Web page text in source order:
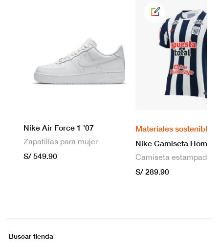
Nike Air Force 1 '07
Zapatillas para mujer
S/ 549.90
Materiales sostenibles
S/ 289.90
Buscar tienda